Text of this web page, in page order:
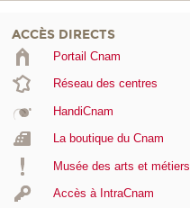
ACCÈS DIRECTS
Portail Cnam
Réseau des centres
HandiCnam
La boutique du Cnam
Musée des arts et métiers
Accès à IntraCnam